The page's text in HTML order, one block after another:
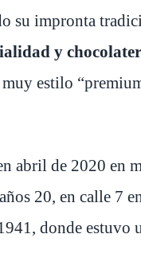
su impronta
y
muy estilo
abril de 2020 en
20, en calle 7
donde estuvo